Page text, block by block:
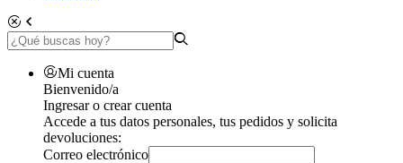
Mi cuenta
Bienvenido/a
Ingresar o crear cuenta
Accede a tus datos personales, tus pedidos y solicita
devoluciones:
Correo electrónico